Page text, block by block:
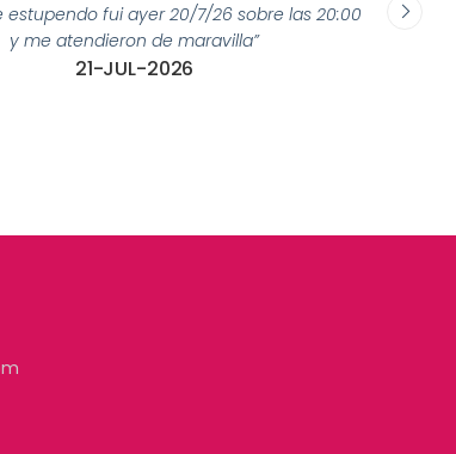
estupendo fui ayer 20/7/26 sobre las 20:00
y me atendieron de maravilla”
21-JUL-2026